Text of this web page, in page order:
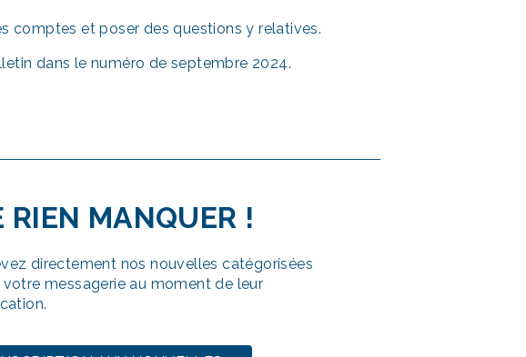
comptes et poser des questions y relatives.
dans le numéro de septembre 2024.
RIEN MANQUER !
directement nos nouvelles catégorisées
votre messagerie au moment de leur